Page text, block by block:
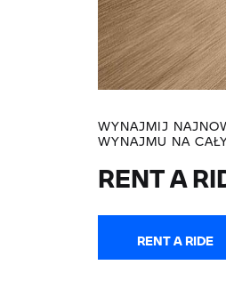
WYNAJMIJ
WYNAJMU NA
RENT A
RENT A RIDE